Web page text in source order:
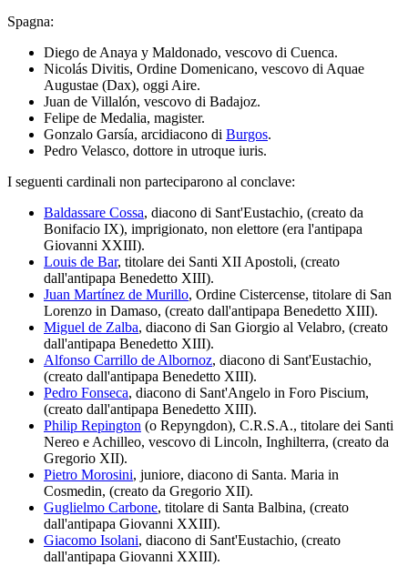
Spagna:
Diego de Anaya y Maldonado, vescovo di Cuenca.
Nicolás Divitis, Ordine Domenicano, vescovo di Aquae
Augustae (Dax), oggi Aire.
Juan de Villalón, vescovo di Badajoz.
Felipe de Medalia, magister.
Gonzalo Garsía, arcidiacono di Burgos.
Pedro Velasco, dottore in utroque iuris.
I seguenti cardinali non parteciparono al conclave:
Baldassare Cossa, diacono di Sant'Eustachio, (creato da
Bonifacio IX), imprigionato, non elettore (era l'antipapa
Giovanni XXIII).
Louis de Bar, titolare dei Santi XII Apostoli, (creato
dall'antipapa Benedetto XIII).
Juan Martínez de Murillo, Ordine Cistercense, titolare di San
Lorenzo in Damaso, (creato dall'antipapa Benedetto XIII).
Miguel de Zalba, diacono di San Giorgio al Velabro, (creato
dall'antipapa Benedetto XIII).
Alfonso Carrillo de Albornoz, diacono di Sant'Eustachio,
(creato dall'antipapa Benedetto XIII).
Pedro Fonseca, diacono di Sant'Angelo in Foro Piscium,
(creato dall'antipapa Benedetto XIII).
Philip Repington (o Repyngdon), C.R.S.A., titolare dei Santi
Nereo e Achilleo, vescovo di Lincoln, Inghilterra, (creato da
Gregorio XII).
Pietro Morosini, juniore, diacono di Santa. Maria in
Cosmedin, (creato da Gregorio XII).
Guglielmo Carbone, titolare di Santa Balbina, (creato
dall'antipapa Giovanni XXIII).
Giacomo Isolani, diacono di Sant'Eustachio, (creato
dall'antipapa Giovanni XXIII).